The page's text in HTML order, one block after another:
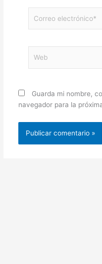
electrónico*
Guarda mi nombre,
navegador para la